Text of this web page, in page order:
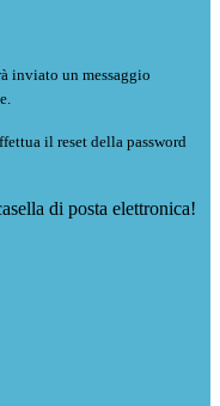
inviato un messaggio
il reset della password
di posta elettronica!